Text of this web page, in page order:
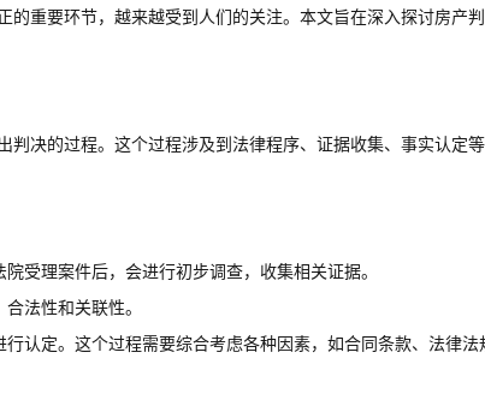
重要环节，越来越受到人们的关注。本文旨在深入探讨房产
决的过程。这个过程涉及到法律程序、证据收集、事实认定
受理案件后，会进行初步调查，收集相关证据。
法性和关联性。
认定。这个过程需要综合考虑各种因素，如合同条款、法律法